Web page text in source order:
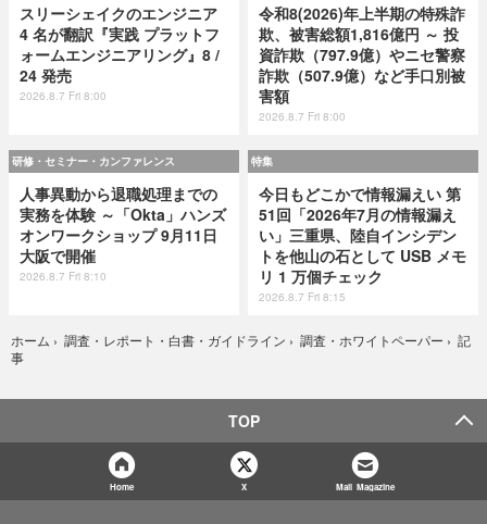
スリーシェイクのエンジニア
4 名が翻訳『実践 プラットフ
ォームエンジニアリング』8 /
24 発売
2026.8.7 Fri 8:00
令和8(2026)年上半期の特殊詐
欺、被害総額1,816億円 ～ 投
資詐欺（797.9億）やニセ警察
詐欺（507.9億）など手口別被
害額
2026.8.7 Fri 8:00
研修・セミナー・カンファレンス
人事異動から退職処理までの
実務を体験 ～「Okta」ハンズ
オンワークショップ 9月11日
大阪で開催
2026.8.7 Fri 8:10
特集
今日もどこかで情報漏えい 第
51回「2026年7月の情報漏え
い」三重県、陸自インシデン
トを他山の石として USB メモ
リ 1 万個チェック
2026.8.7 Fri 8:15
ホーム › 調査・レポート・白書・ガイドライン › 調査・ホワイトペーパー › 記
事
TOP
Home X Mail Magazine